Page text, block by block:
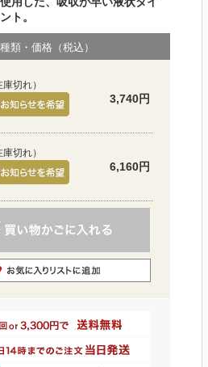
ト。
種類・価格（税込）
庫切れ）
3,740円
庫切れ）
6,160円